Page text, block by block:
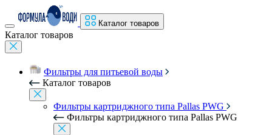
Каталог товаров
Каталог товаров
Фильтры для питьевой воды
Каталог товаров
Фильтры картриджного типа Pallas PWG
Фильтры картриджного типа Pallas PWG